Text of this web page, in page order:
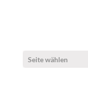
Seite wählen